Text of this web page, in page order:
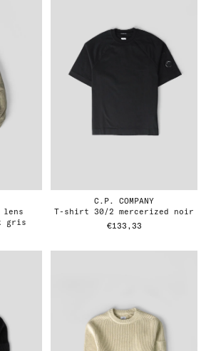
gris
C.P. COMPANY
t-shirt 30/2 mercerized noir
€133,33